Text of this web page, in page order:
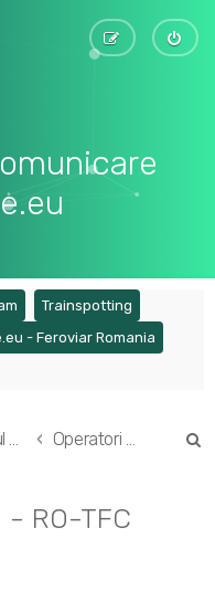
tab)
(Opens a new tab)
Trainspotting
tab)- Feroviar Romania
Sistemul de transport feroviar din România Operatori de transport feroviar de călători
RO-TFC